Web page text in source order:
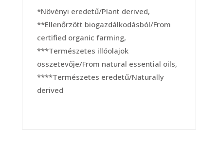
*Növényi eredetű/Plant derived,
**Ellenőrzött biogazdálkodásból/From
certified organic farming,
***Természetes illóolajok
összetevője/From natural essential oils,
****Természetes eredetű/Naturally
derived